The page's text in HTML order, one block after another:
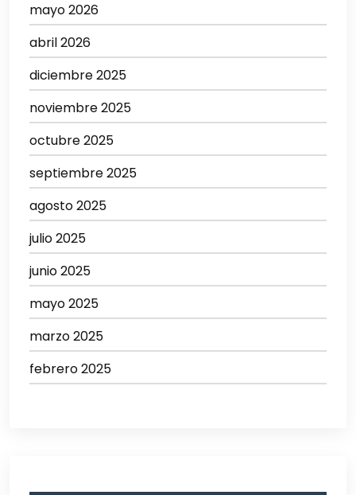
mayo 2026
abril 2026
diciembre 2025
noviembre 2025
octubre 2025
septiembre 2025
agosto 2025
julio 2025
junio 2025
mayo 2025
marzo 2025
febrero 2025